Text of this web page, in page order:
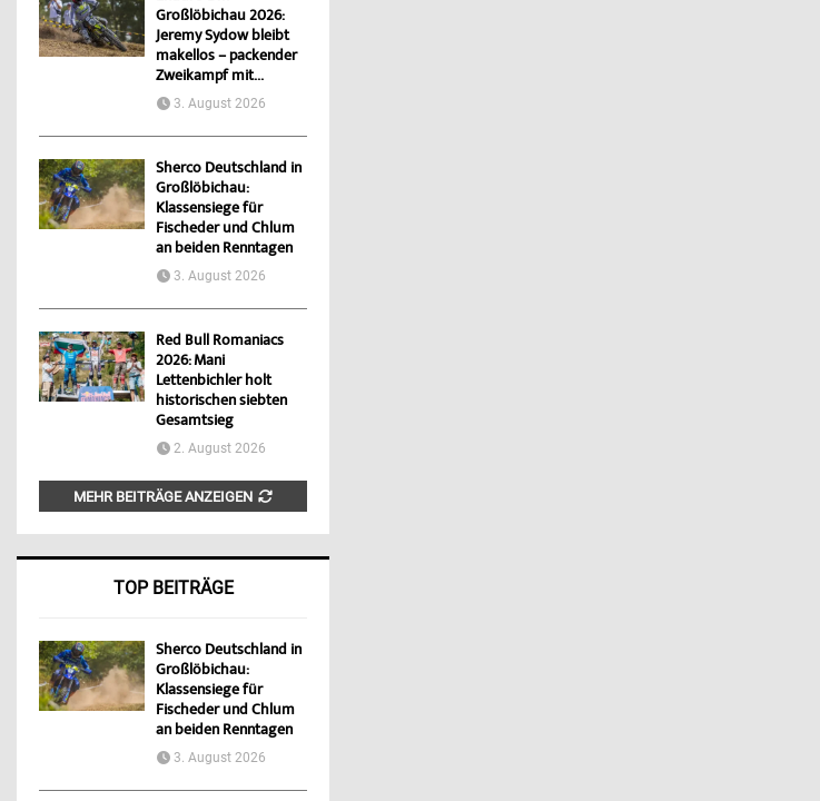
Großlöbichau 2026:
Jeremy Sydow bleibt
makellos – packender
Zweikampf mit...
3. August 2026
Sherco Deutschland in
Großlöbichau:
Klassensiege für
Fischeder und Chlum
an beiden Renntagen
3. August 2026
Red Bull Romaniacs
2026: Mani
Lettenbichler holt
historischen siebten
Gesamtsieg
2. August 2026
MEHR BEITRÄGE ANZEIGEN
TOP BEITRÄGE
Sherco Deutschland in
Großlöbichau:
Klassensiege für
Fischeder und Chlum
an beiden Renntagen
3. August 2026